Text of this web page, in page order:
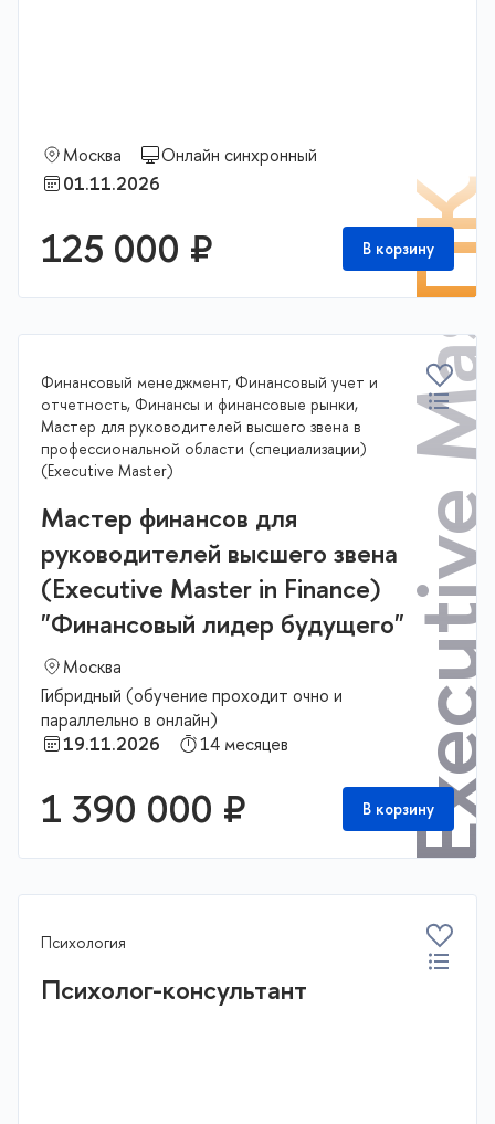
Москва
Онлайн синхронный
01.11.2026
125 000 ₽ В корзину
Финансовый менеджмент, Финансовый учет и
отчетность, Финансы и финансовые рынки,
Мастер для руководителей высшего звена в
профессиональной области (специализации)
(Executive Master)
Мастер финансов для
руководителей высшего звена
(Executive Master in Finance)
"Финансовый лидер будущего"
Москва
Гибридный (обучение проходит очно и
параллельно в онлайн)
19.11.2026
14 месяцев
1 390 000 ₽ В корзину
Психология
Психолог-консультант